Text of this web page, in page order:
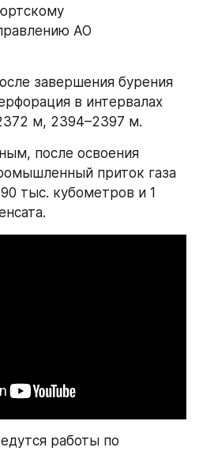
АО
завершения бурения
в интервалах
м, 2394–2397 м.
после освоения
приток газа
тыс. кубометров и 1
работы по